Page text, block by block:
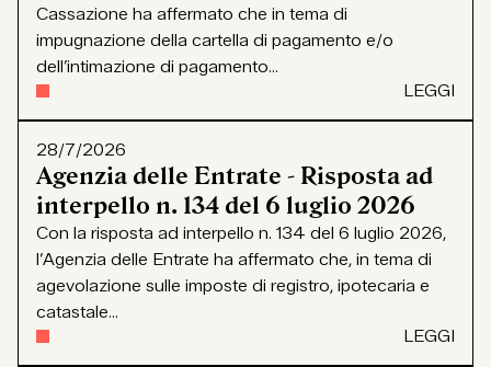
Cassazione ha affermato che in tema di
impugnazione della cartella di pagamento e/o
dell’intimazione di pagamento...
LEGGI
28/7/2026
Agenzia delle Entrate - Risposta ad
interpello n. 134 del 6 luglio 2026
Con la risposta ad interpello n. 134 del 6 luglio 2026,
l’Agenzia delle Entrate ha affermato che, in tema di
agevolazione sulle imposte di registro, ipotecaria e
catastale...
LEGGI